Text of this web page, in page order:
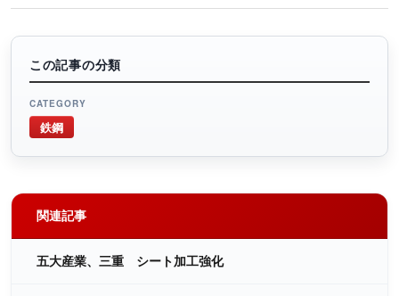
この記事の分類
CATEGORY
鉄鋼
関連記事
五大産業、三重 シート加工強化